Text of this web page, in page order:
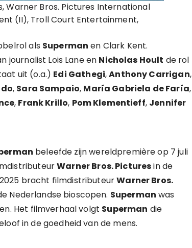
Warner Bros. Pictures International
(II), Troll Court Entertainment,
als Superman en Clark Kent.
journalist Lois Lane en Nicholas Hoult de rol
uit (o.a.) Edi Gathegi,Anthony Carrigan,
, Sara Sampaio, María Gabriela de Faría,
, Frank Krillo, Pom Klementieff, Jennifer
beleefde zijn wereldpremière op 7 juli
Warner Bros. Picturesin de
bracht filmdistributeurWarner Bros.
Nederlandse bioscopen. Superman was
Het filmverhaal volgt Superman die
in de goedheid van de mens.